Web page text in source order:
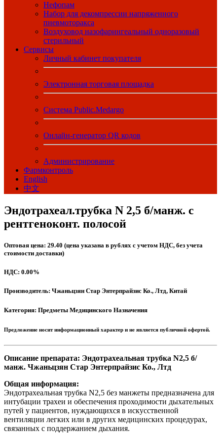
Нефопам
Набор для декомпрессии напряженного
пневмоторакса
Воздуховод назофарингеальный одноразовый
стерильный
Сервисы
Личный кабинет покупателя
Электронная торговая площадка
Система Public.Medargo
Онлайн-генератор QR кодов
Администрирование
Фармконтроль
English
中文
Эндотрахеал.трубка N 2,5 б/манж. с
рентгеноконт. полосой
Оптовая цена: 29.40 (цена указана в рублях с учетом НДС, без учета
стоимости доставки)
НДС: 0.00%
Производитель: Чжаньцзян Стар Энтерпрайзис Ко., Лтд, Китай
Категория: Предметы Медицинского Назначения
Предложение носит информационный характер и не является публичной офертой.
Описание препарата: Эндотрахеальная трубка N2,5 б/
манж. Чжаньцзян Стар Энтерпрайзис Ко., Лтд
Общая информация:
Эндотрахеальная трубка N2,5 без манжеты предназначена для
интубации трахеи и обеспечения проходимости дыхательных
путей у пациентов, нуждающихся в искусственной
вентиляции легких или в других медицинских процедурах,
связанных с поддержанием дыхания.